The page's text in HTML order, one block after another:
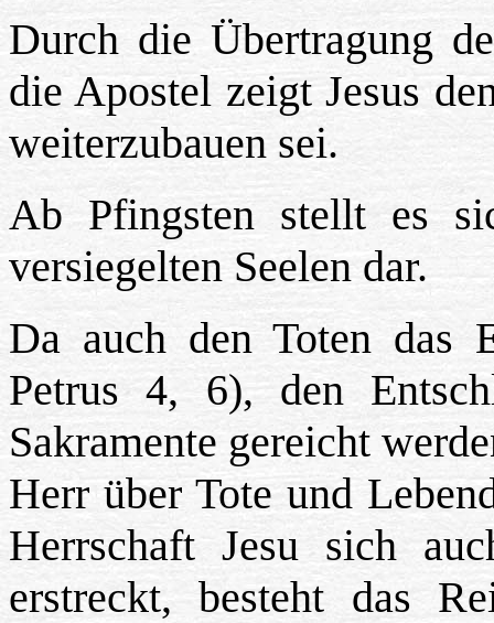
Durch die Übertragung
die Apostel zeigt Jesus
weiterzubauen sei.
Ab Pfingsten stellt es
versiegelten Seelen dar.
Da auch den Toten das
Petrus 4, 6), den
Sakramente gereicht
Herr über Tote und
Herrschaft Jesu sich
erstreckt, besteht das